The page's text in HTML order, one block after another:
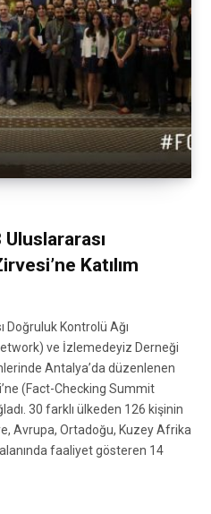
Katılım
Doğruluk Kontrolü Ağı
ve İzlemedeyiz Derneği
Antalya’da düzenlenen
(Fact-Checking Summit
30 farklı ülkeden 126 kişinin
Avrupa, Ortadoğu, Kuzey Afrika
faaliyet gösteren 14